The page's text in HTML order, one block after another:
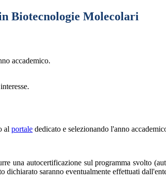
Biotecnologie Molecolari
accademico.
al portale dedicato e selezionando l'anno
una autocertificazione sul programma svolto
saranno eventualmente effettuati